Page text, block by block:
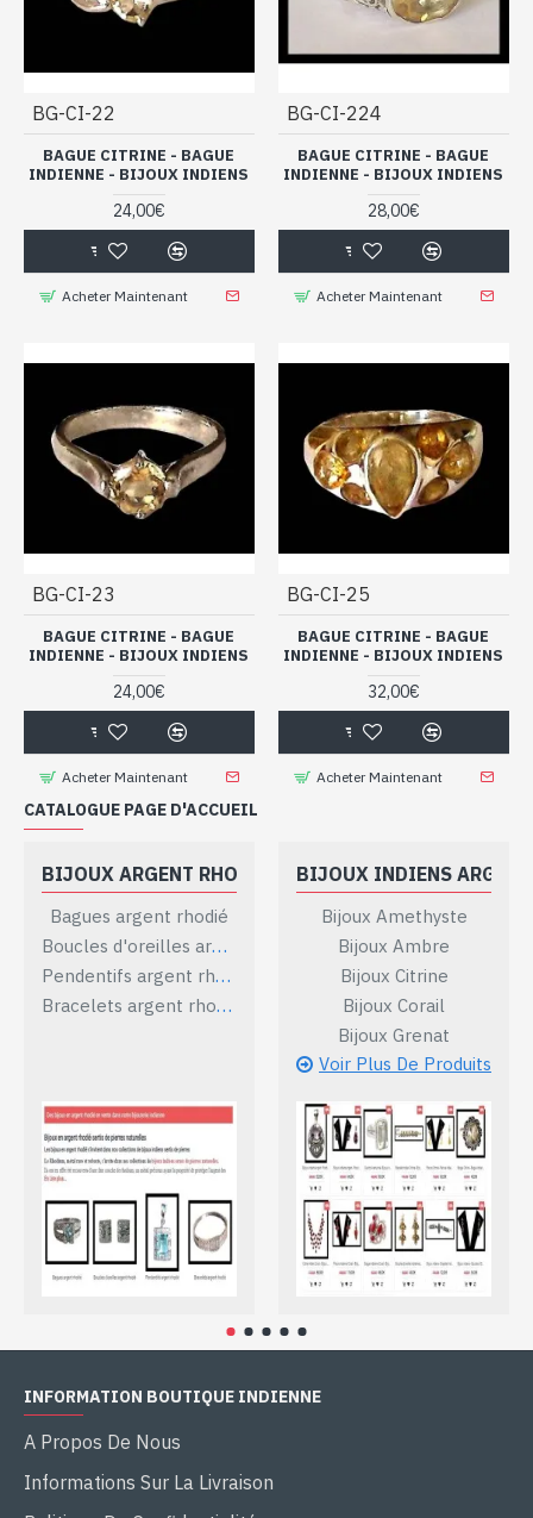
BG-CI-22
BAGUE CITRINE - BAGUE
INDIENNE - BIJOUX INDIENS
24,00€
Acheter Maintenant
BG-CI-224
BAGUE CITRINE - BAGUE
INDIENNE - BIJOUX INDIENS
28,00€
Acheter Maintenant
BG-CI-23
BAGUE CITRINE - BAGUE
INDIENNE - BIJOUX INDIENS
24,00€
Acheter Maintenant
BG-CI-25
BAGUE CITRINE - BAGUE
INDIENNE - BIJOUX INDIENS
32,00€
Acheter Maintenant
CATALOGUE PAGE D'ACCUEIL
BIJOUX ARGENT RHODIÉ
Bagues argent rhodié
Boucles d'oreilles argent rhodié
Pendentifs argent rhodié
Bracelets argent rhodié
BIJOUX INDIENS ARGENT
Bijoux Amethyste
Bijoux Ambre
Bijoux Citrine
Bijoux Corail
Bijoux Grenat
Voir Plus De Produits
INFORMATION BOUTIQUE INDIENNE
A Propos De Nous
Informations Sur La Livraison